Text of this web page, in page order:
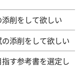
削をして欲しい
添削をして欲しい
す参考書を選定し